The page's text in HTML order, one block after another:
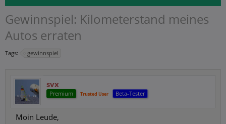
Gewinnspiel: Kilometerstand meines
Autos erraten
Tags: gewinnspiel
svx
Premium Trusted User Beta-Tester
Moin Leude,